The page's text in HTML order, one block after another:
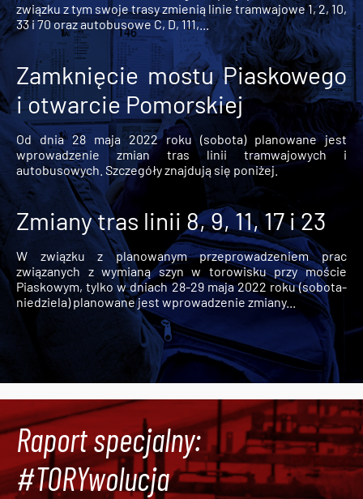
związku z tym swoje trasy zmienią linie tramwajowe 1, 2, 10,
33 i 70 oraz autobusowe C, D, 111,...
Zamknięcie mostu Piaskowego
i otwarcie Pomorskiej
Od dnia 28 maja 2022 roku (sobota) planowane jest
wprowadzenie zmian tras linii tramwajowych i
autobusowych. Szczegóły znajdują się poniżej.
Zmiany tras linii 8, 9, 11, 17 i 23
W związku z planowanym przeprowadzeniem prac
związanych z wymianą szyn w torowisku przy moście
Piaskowym, tylko w dniach 28-29 maja 2022 roku (sobota-
niedziela) planowane jest wprowadzenie zmiany...
Raport specjalny:
#TORYwolucja